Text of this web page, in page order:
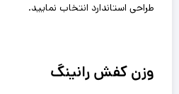
طراحی استاندارد انتخاب نمایید.
وزن کفش رانینگ